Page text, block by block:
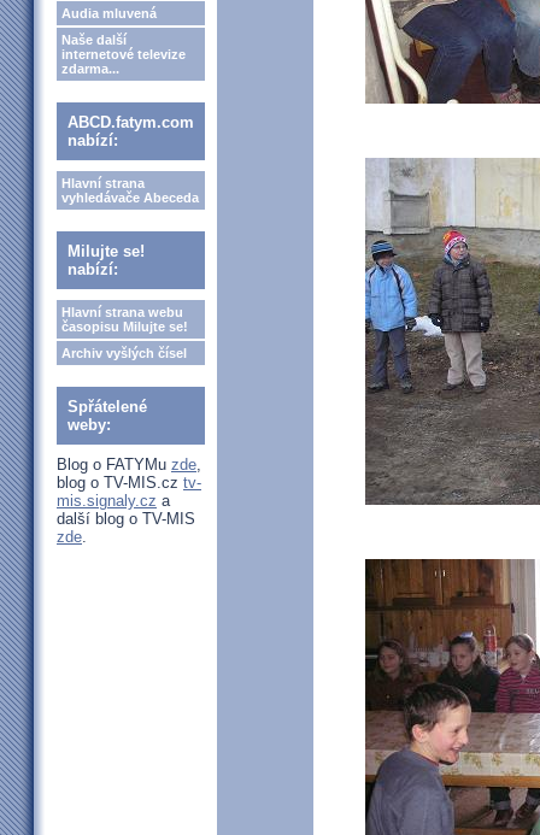
Audia mluvená
Naše další
internetové televize
zdarma...
ABCD.fatym.com
nabízí:
Hlavní strana
vyhledávače Abeceda
Milujte se!
nabízí:
Hlavní strana webu
časopisu Milujte se!
Archiv vyšlých čísel
Spřátelené
weby:
Blog o FATYMu zde,
blog o TV-MIS.cz tv-
mis.signaly.cz a
další blog o TV-MIS
zde.